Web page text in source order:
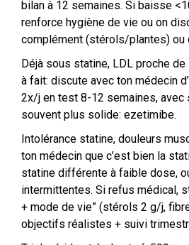
bilan à 12 semaines. Si baisse
renforce hygiène de vie ou on
complément (stérols/plantes) ou
Déjà sous statine, LDL proche
à fait: discute avec ton médecin
2x/j en test 8-12 semaines, avec
souvent plus solide: ezetimibe.
Intolérance statine, douleurs
ton médecin que c’est bien la
statine différente à faible dose,
intermittentes. Si refus médical,
+ mode de vie” (stérols 2 g/j,
objectifs réalistes + suivi